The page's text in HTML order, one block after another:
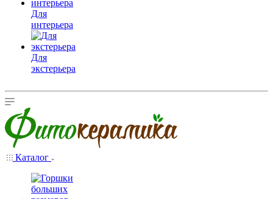
Для
интерьера
Для
экстерьера
Каталог